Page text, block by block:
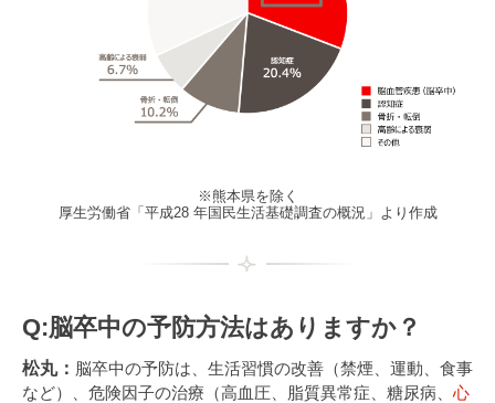
※熊本県を除く
厚生労働省「平成28 年国民生活基礎調査の概況」より作成
Q:脳卒中の予防方法はありますか？
松丸： 脳卒中の予防は、生活習慣の改善（禁煙、運動、食事
など）、危険因子の治療（高血圧、脂質異常症、糖尿病、 心